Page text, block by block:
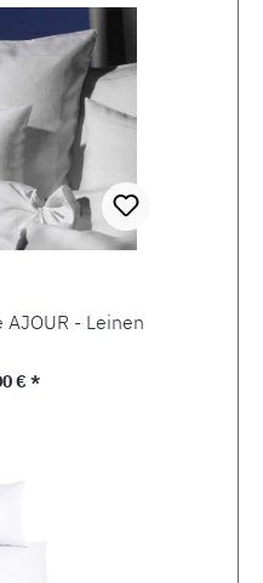
- Leinen
Preis:
€ *